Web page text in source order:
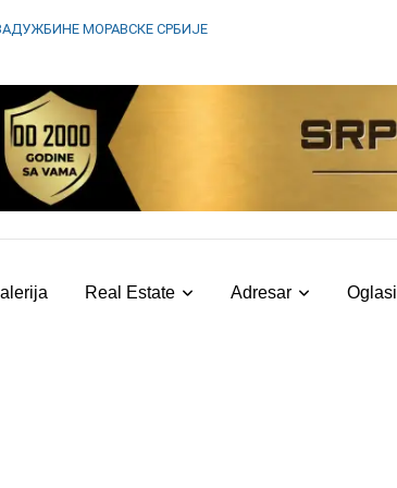
МОРАВСКЕ СРБИЈЕ
Real Estate Adresar Oglasi